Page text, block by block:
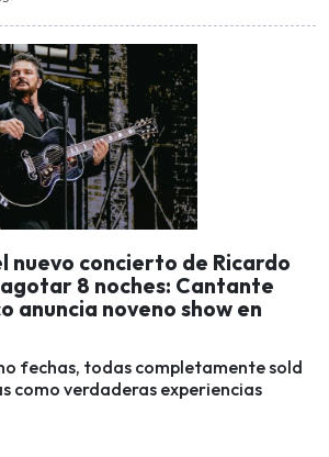
nuevo concierto de Ricardo
8 noches: Cantante
anuncia noveno show en
fechas, todas completamente sold
como verdaderas experiencias